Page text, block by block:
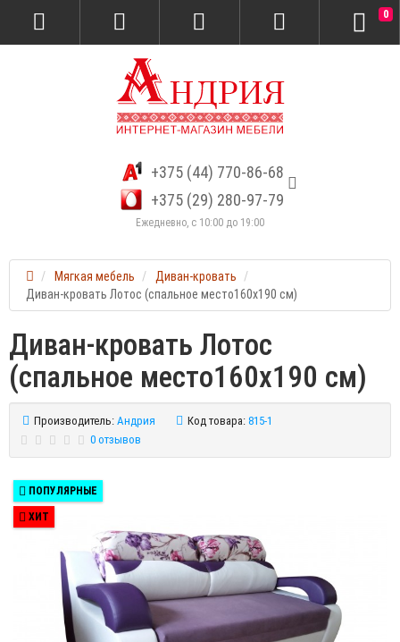
+375 (44) 770-86-68
+375 (29) 280-97-79
Ежедневно, с 10:00 до 19:00
0
Мягкая мебель
Диван-кровать
Диван-кровать Лотос (спальное место160х190 см)
Диван-кровать Лотос
(спальное место160х190 см)
Производитель: Андрия Код товара: 815-1
0 отзывов
ПОПУЛЯРНЫЕ
ХИТ